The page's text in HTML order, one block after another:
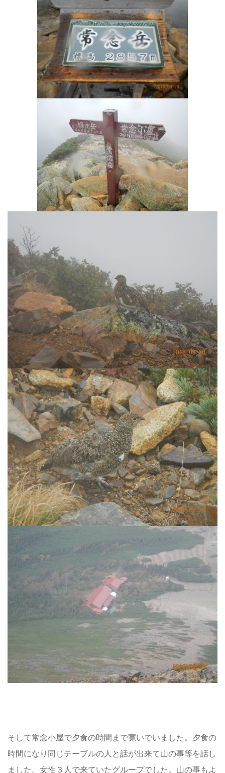
そして常念小屋で夕食の時間まで寛いでいました。夕食の
時間になり同じテーブルの人と話が出来て山の事等を話し
ました。女性３人で来ていたグループでした。山の事もよ